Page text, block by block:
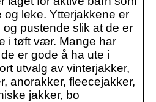
leke. Ytterjakkene er
pustende slik at de er
i tøft vær. Mange har
er gode å ha ute i
utvalg av vinterjakker,
anorakker, fleecejakker,
jakker, bo